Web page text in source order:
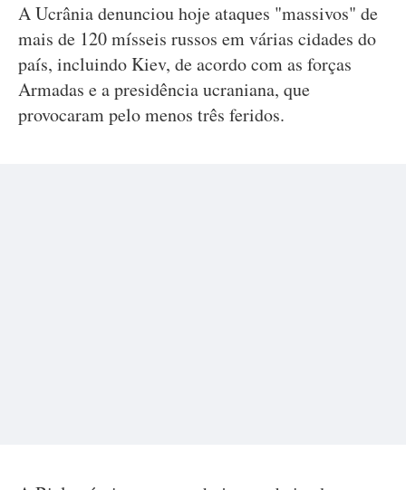
A Ucrânia denunciou hoje ataques "massivos" de
mais de 120 mísseis russos em várias cidades do
país, incluindo Kiev, de acordo com as forças
Armadas e a presidência ucraniana, que
provocaram pelo menos três feridos.